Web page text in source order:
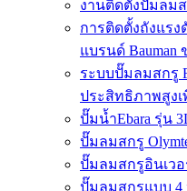
งานติดตั้งปั๊มลมส
การติดตั้งถังแรงดั
แบรนด์ Bauman
ระบบปั๊มลมสกรู
ประสิทธิภาพสูง
ปั๊มน้ำEbara รุ่น
ปั๊มลมสกรู
ปั๊มลมสกรูอินเวอ
ปั๊มลมสกรูแบบ 4